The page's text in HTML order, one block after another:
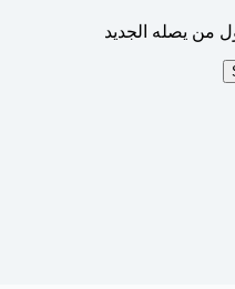
من يصله الجديد